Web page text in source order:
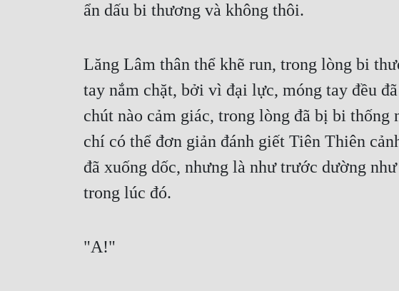
ẩn dấu bi thương và không thôi.
Lăng Lâm thân thể khẽ run, trong lòng bi
tay nắm chặt, bởi vì đại lực, móng tay đều
chút nào cảm giác, trong lòng đã bị bi
chí có thể đơn giản đánh giết Tiên Thiên
đã xuống dốc, nhưng là như trước dường
trong lúc đó.
"A!"